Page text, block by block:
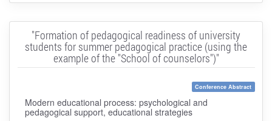
"Formation of pedagogical readiness of university
students for summer pedagogical practice (using the
example of the "School of counselors")"
Conference Abstract
Modern educational process: psychological and
pedagogical support, educational strategies